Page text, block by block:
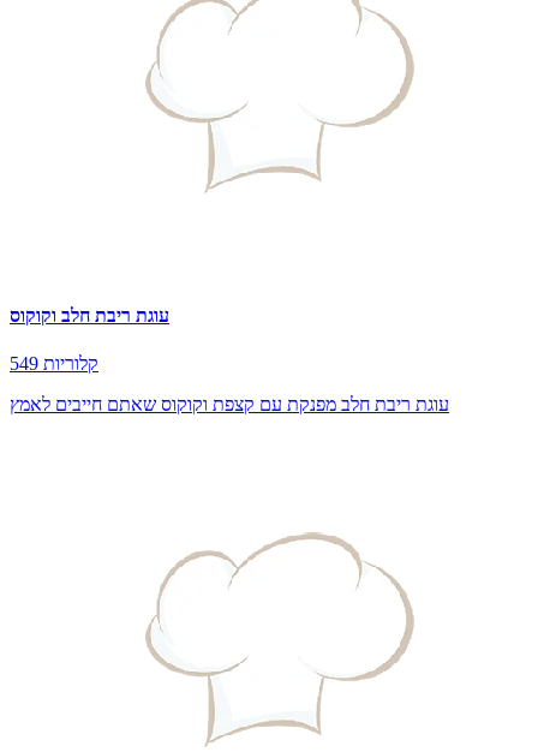
עוגת ריבת חלב וקוקוס
549 קלוריות
עוגת ריבת חלב מפנקת עם קצפת וקוקוס שאתם חייבים לאמץ